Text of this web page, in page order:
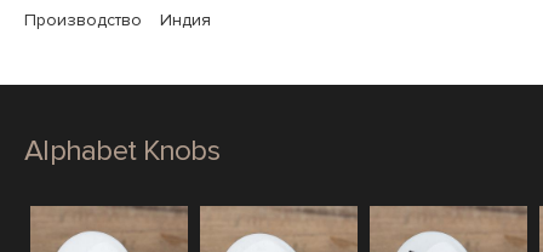
Производство Индия
Alphabet Knobs